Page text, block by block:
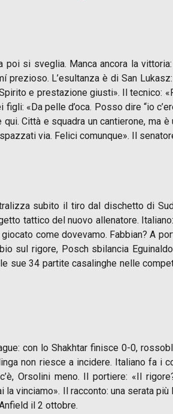
si sveglia. Manca ancora la
L’esultanza è di San
e prestazione giusti». Il tecnico:
«Da pelle d’oca. Posso dire “io
Città e squadra un cantierone, ma
via. Felici comunque». Il
subito il tiro dal dischetto di
tattico del nuovo allenatore.
come dovevamo. Fabbian? A
sul rigore, Posch sbilancia
34 partite casalinghe nelle
con lo Shakhtar finisce 0-0,
non riesce a incidere. Italiano fa i
Orsolini meno. Il portiere: «Il
vinciamo». Il racconto: una serata
il 2 ottobre.